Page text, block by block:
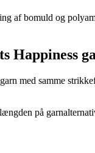
af bomuld og
Happiness
med samme
på